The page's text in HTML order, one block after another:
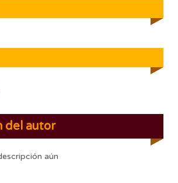
del autor
aún